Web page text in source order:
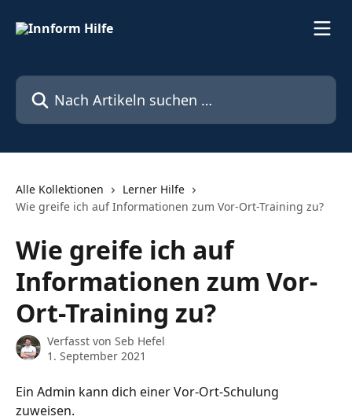
Nach Artikeln suchen …
Alle Kollektionen
Lerner Hilfe
Wie greife ich auf Informationen zum Vor-Ort-Training zu?
Wie greife ich auf
Informationen zum Vor-
Ort-Training zu?
Verfasst von Seb Hefel
1. September 2021
Ein Admin kann dich einer Vor-Ort-Schulung
zuweisen.